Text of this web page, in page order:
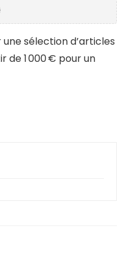
sélection d’articles
de 1 000 € pour un